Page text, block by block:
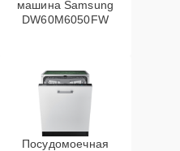
машина Samsung
DW60M6050FW
Посудомоечная